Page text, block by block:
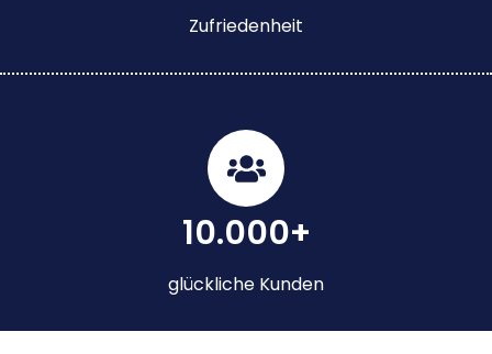
Zufriedenheit
10.000+
glückliche Kunden